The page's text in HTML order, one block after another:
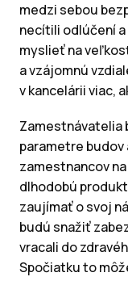
medzi sebou
necítili odlúčení
myslieť na
a vzájomnú
v kancelárii viac,
Zamestnávatelia
parametre budov
zamestnancov
dlhodobú
zaujímať o svoj
budú snažiť
vracali do
Spočiatku to